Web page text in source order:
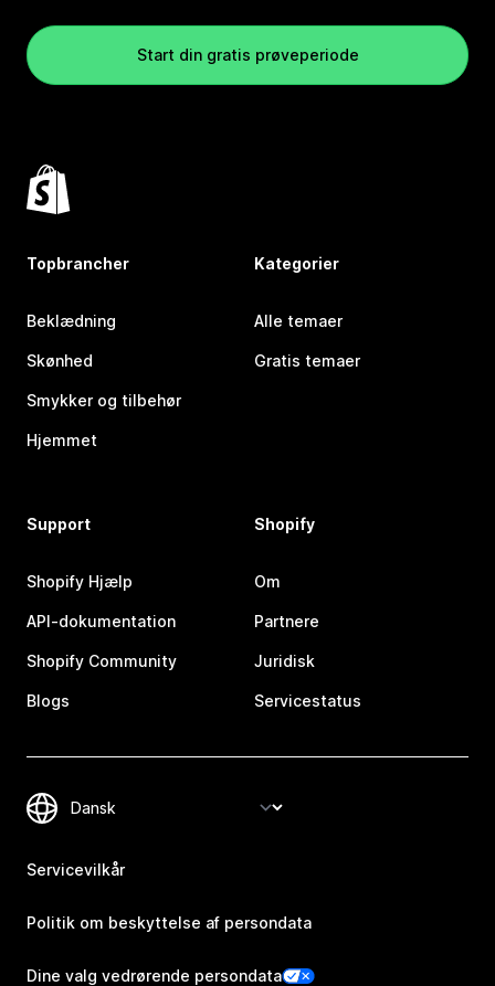
Start din gratis prøveperiode
Topbrancher
Beklædning
Skønhed
Smykker og tilbehør
Hjemmet
Kategorier
Alle temaer
Gratis temaer
Support
Shopify Hjælp
API-dokumentation
Shopify Community
Blogs
Shopify
Om
Partnere
Juridisk
Servicestatus
Servicevilkår
Politik om beskyttelse af persondata
Dine valg vedrørende persondata